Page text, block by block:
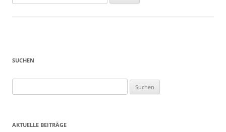
nach:
SUCHEN
nach:
AKTUELLE BEITRÄGE